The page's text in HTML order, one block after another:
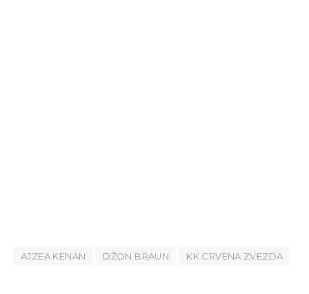
AJZEA KENAN DŽON BRAUN KK CRVENA ZVEZDA